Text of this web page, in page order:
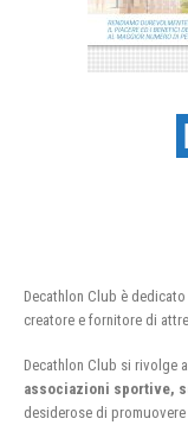
Decathlon Club è
creatore e fornitore di
Decathlon Club si rivolge
associazioni sportive,
desiderose di